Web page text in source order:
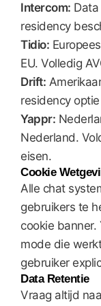
Intercom:
residency
Tidio:
EU. Volledig
Drift:
residency
Yappr:
Nederland.
eisen.
Cookie
Alle chat
gebruikers te
cookie banner.
mode die
gebruiker
Data Retentie
Vraag altijd